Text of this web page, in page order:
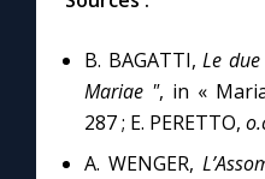
B. BAGATTI,Le
Mariae ", in «
287 ; E. PERETTO,
A. WENGER,